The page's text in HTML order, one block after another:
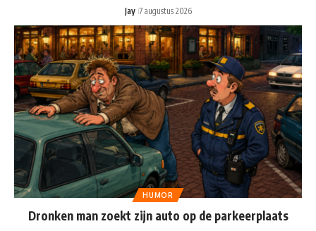
Jay 7 augustus 2026
HUMOR
Dronken man zoekt zijn auto op de parkeerplaats